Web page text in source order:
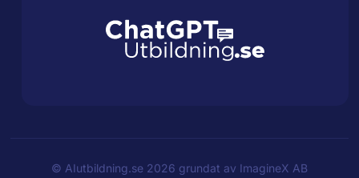
© AIutbildning.se2026 grundat av ImagineX AB